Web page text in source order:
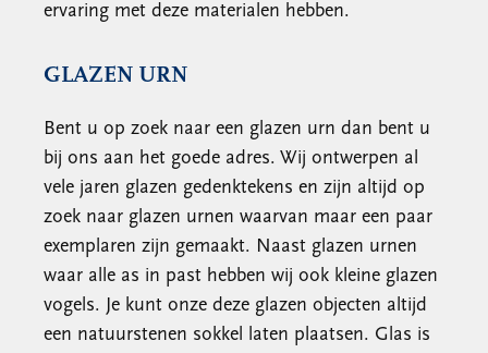
ervaring met deze materialen hebben.
GLAZEN URN
Bent u op zoek naar een glazen urn dan bent u
bij ons aan het goede adres. Wij ontwerpen al
vele jaren glazen gedenktekens en zijn altijd op
zoek naar glazen urnen waarvan maar een paar
exemplaren zijn gemaakt. Naast glazen urnen
waar alle as in past hebben wij ook kleine glazen
vogels. Je kunt onze deze glazen objecten altijd
een natuurstenen sokkel laten plaatsen. Glas is